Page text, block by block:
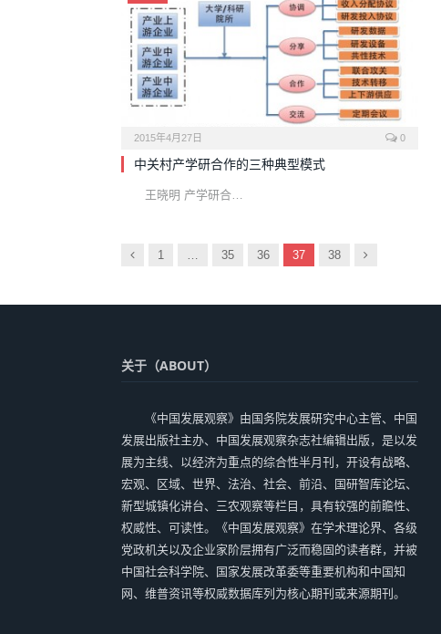
2015年4月27日 0
中关村产学研合作的三种典型模式
王晓明 产学研合…
以
1 … 35 36 37 38
下
关于（ABOUT）
《中国发展观察》由国务院发展研究中心主管、中国
发展出版社主办、中国发展观察杂志社编辑出版，是以发
展为主线、以经济为重点的综合性半月刊，开设有战略、
宏观、区域、世界、法治、社会、前沿、国研智库论坛、
新型城镇化讲台、三农观察等栏目，具有较强的前瞻性、
权威性、可读性。《中国发展观察》在学术理论界、各级
党政机关以及企业家阶层拥有广泛而稳固的读者群，并被
中国社会科学院、国家发展改革委等重要机构和中国知
网、维普资讯等权威数据库列为核心期刊或来源期刊。